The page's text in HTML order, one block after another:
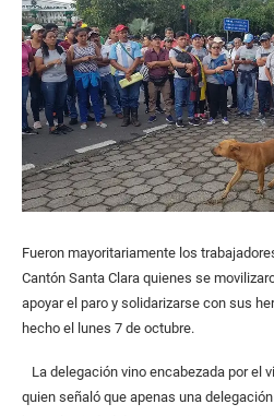
Fueron mayoritariamente los
Cantón Santa Clara quienes se
apoyar el paro y solidarizarse con sus
hecho el lunes 7 de octubre.
La delegación vino encabezada por el
quien señaló que apenas una